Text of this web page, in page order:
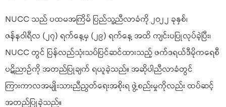
NUCC သည် ပထမအကြိမ် ပြည်သူ့ညီလာခံကို ၂၀၂၂ ခုနှစ်၊
ဇန်နဝါရီလ (၂၇) ရက်နေ့မှ (၂၉) ရက်နေ့ အထိ ကျင်းပပြုလုပ်ခဲ့ပြီး၊
NUCC တွင် ပြန်လည်သုံးသပ်ပြင်ဆင်ထားသည့် ဖက်ဒရယ်ဒီမိုကရေစီ
ပဋိညာဉ်ကို အတည်ပြုချက် ရယူခဲ့သည်။ အဆိုပါညီလာခံတွင်
ကြားကာလအမျိုးသားညီညွတ်ရေးအစိုးရ ဖွဲ့စည်းမှုကိုလည်း ထပ်ဆင့်
အတည်ပြုခဲ့သည်။